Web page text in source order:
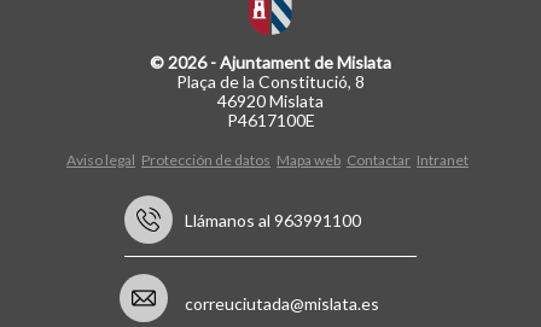
© 2026 - Ajuntament de Mislata
Plaça de la Constitució, 8
46920 Mislata
P4617100E
Aviso legal Protección de datos Mapa web Contactar Intranet
Llámanos al 963991100
correuciutada@mislata.es